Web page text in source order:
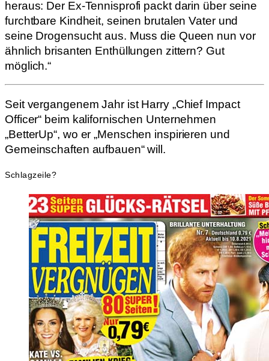
heraus: Der Ex-Tennisprofi packt darin über seine
furchtbare Kindheit, seinen brutalen Vater und
seine Drogensucht aus. Muss die Queen nun vor
ähnlich brisanten Enthüllungen zittern? Gut
möglich.“
Seit vergangenem Jahr ist Harry „Chief Impact
Officer“ beim kalifornischen Unternehmen
„BetterUp“, wo er „Menschen inspirieren und
Gemeinschaften aufbauen“ will.
Schlagzeile?